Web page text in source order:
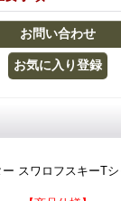
ー スワロフスキーTシ